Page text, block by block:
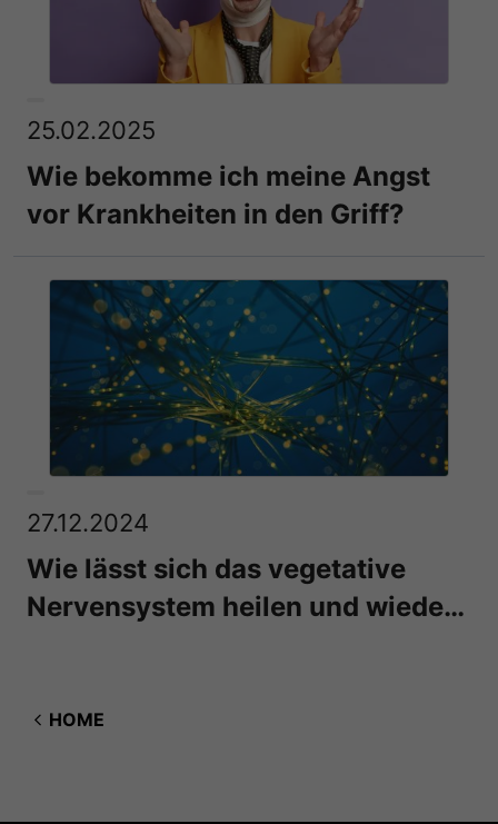
25.02.2025
Wie bekomme ich meine Angst
vor Krankheiten in den Griff?
27.12.2024
Wie lässt sich das vegetative
Nervensystem heilen und wieder
HOME